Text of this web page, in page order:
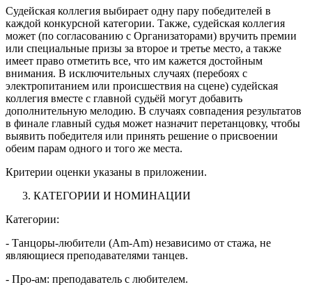
Судейская коллегия выбирает одну пару победителей в
каждой конкурсной категории. Также, судейская коллегия
может (по согласованию с Организаторами) вручить премии
или специальные призы за второе и третье место, а также
имеет право отметить все, что им кажется достойным
внимания. В исключительных случаях (перебоях с
электропитанием или происшествия на сцене) судейская
коллегия вместе с главной судьёй могут добавить
дополнительную мелодию. В случаях совпадения результатов
в финале главный судья может назначит перетанцовку, чтобы
выявить победителя или принять решение о присвоении
обеим парам одного и того же места.
Критерии оценки указаны в приложении.
КАТЕГОРИИ И НОМИНАЦИИ
Категории:
- Танцоры-любители (Am-Am) независимо от стажа, не
являющиеся преподавателями танцев.
- Про-ам: преподаватель с любителем.